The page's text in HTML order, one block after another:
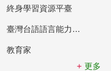
終身學習資源平臺
臺灣台語語言能力認證網站
教育家
更多